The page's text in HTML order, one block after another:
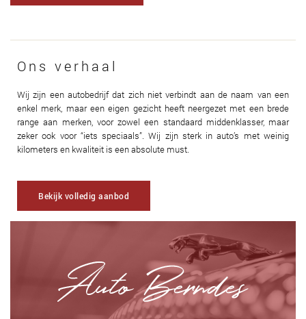
Ons verhaal
Wij zijn een autobedrijf dat zich niet verbindt aan de naam van een
enkel merk, maar een eigen gezicht heeft neergezet met een brede
range aan merken, voor zowel een standaard middenklasser, maar
zeker ook voor “iets speciaals”. Wij zijn sterk in auto’s met weinig
kilometers en kwaliteit is een absolute must.
Bekijk volledig aanbod